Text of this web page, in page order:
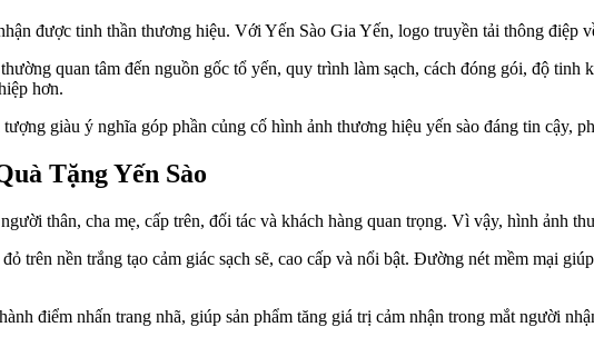
được tinh thần thương hiệu. Với Yến Sào Gia Yến, logo truyền tải thông điệp
quan tâm đến nguồn gốc tổ yến, quy trình làm sạch, cách đóng gói, độ
hơn.
giàu ý nghĩa góp phần củng cố hình ảnh thương hiệu yến sào đáng tin cậy,
Tặng Yến Sào
thân, cha mẹ, cấp trên, đối tác và khách hàng quan trọng. Vì vậy, hình ảnh
trên nền trắng tạo cảm giác sạch sẽ, cao cấp và nổi bật. Đường nét mềm mại
điểm nhấn trang nhã, giúp sản phẩm tăng giá trị cảm nhận trong mắt người